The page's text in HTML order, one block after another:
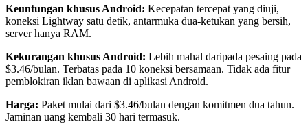
Keuntungan khusus Android: Kecepatan tercepat yang diuji,
koneksi Lightway satu detik, antarmuka dua-ketukan yang bersih,
server hanya RAM.
Kekurangan khusus Android: Lebih mahal daripada pesaing pada
$3.46/bulan. Terbatas pada 10 koneksi bersamaan. Tidak ada fitur
pemblokiran iklan bawaan di aplikasi Android.
Harga: Paket mulai dari $3.46/bulan dengan komitmen dua tahun.
Jaminan uang kembali 30 hari termasuk.